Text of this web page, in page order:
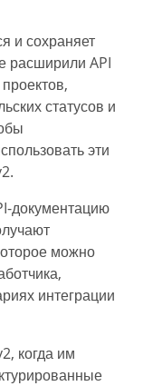
и сохраняет
расширили API
статусов и
эти
документацию
можно
интеграции
когда им